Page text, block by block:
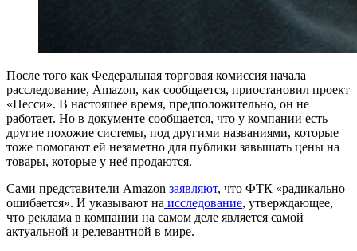
После того как Федеральная торговая комиссия начала
расследование, Amazon, как сообщается, приостановил проект
«Несси». В настоящее время, предположительно, он не
работает. Но в документе сообщается, что у компании есть
другие похожие системы, под другими названиями, которые
тоже помогают ей незаметно для публики завышать цены на
товары, которые у неё продаются.
Сами представители Amazon заявляют, что ФТК «радикально
ошибается». И указывают на исследование, утверждающее,
что реклама в компании на самом деле является самой
актуальной и релевантной в мире.